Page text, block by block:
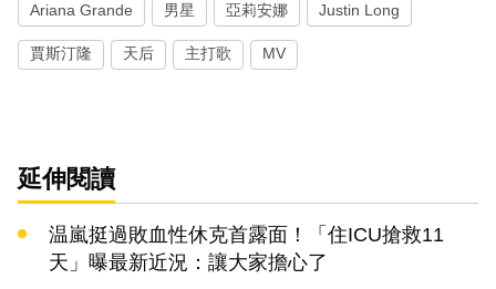
Ariana Grande 男星 亞莉安娜 Justin Long
賈斯汀隆 天后 主打歌 MV
延伸閱讀
温嵐挺過敗血性休克首露面！「住ICU搶救11
天」曝最新近況：讓大家擔心了